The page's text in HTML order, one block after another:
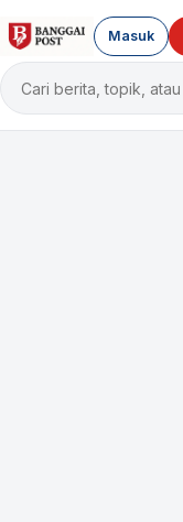
Cari
berita
Masuk